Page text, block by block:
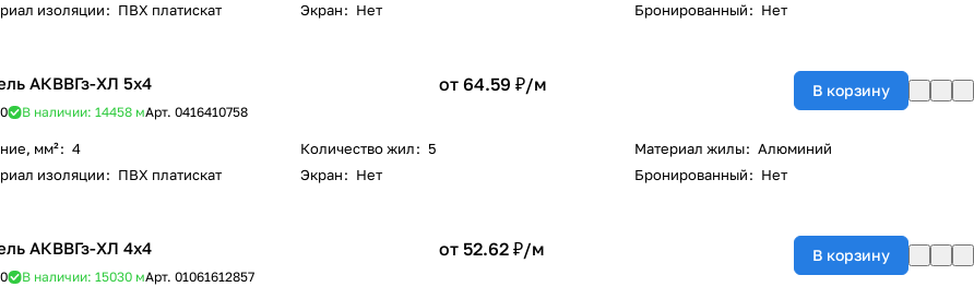
изоляции: ПВХ платискат Экран: Нет Бронированный: Нет
АКВВГз-ХЛ 5х4
0 В наличии: 14458 мАрт. 0416410758
от 64.59 ₽/м В корзину
мм²: 4 Количество жил: 5 Материал жилы: Алюминий
изоляции: ПВХ платискат Экран: Нет Бронированный: Нет
АКВВГз-ХЛ 4х4
0 В наличии: 15030 мАрт. 01061612857
от 52.62 ₽/м В корзину